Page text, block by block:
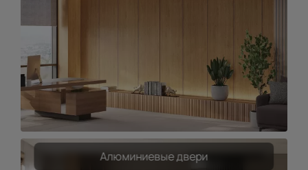
Алюминиевые двери